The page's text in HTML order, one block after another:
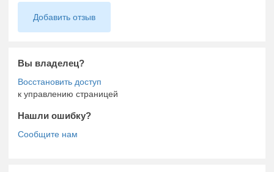
Добавить отзыв
Вы владелец?
к управлению страницей
Нашли ошибку?